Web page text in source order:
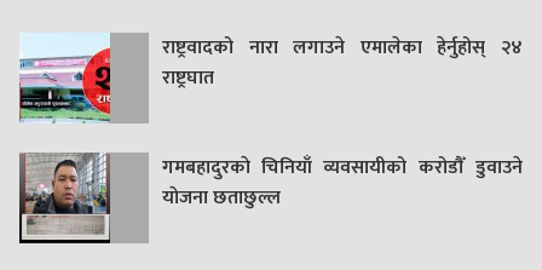
राष्ट्रवादको नारा लगाउने एमालेका हेर्नुहोस् २४
राष्ट्रघात
गमबहादुरकाे चिनियाँ व्यवसायीको करोडौँ डुवाउने
याेजना छताछुल्ल